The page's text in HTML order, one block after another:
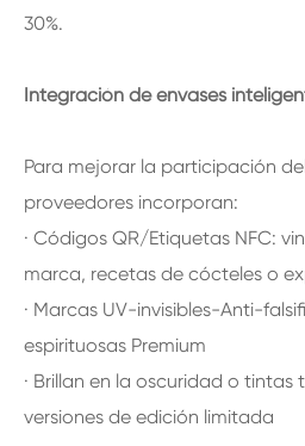
30%.
Integración de envases
Para mejorar la participación
proveedores incorporan:
· Códigos QR/Etiquetas NFC:
marca, recetas de cócteles o
· Marcas UV-invisibles-Anti-
espirituosas Premium
· Brillan en la oscuridad o tintas
versiones de edición limitada